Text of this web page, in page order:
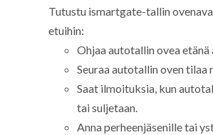
Tutustu ismartgate-tallin
etuihin:
Ohjaa autotallin ovea etänä
Seuraa autotallin oven tilaa
Saat ilmoituksia, kun
tai suljetaan.
Anna perheenjäsenille tai